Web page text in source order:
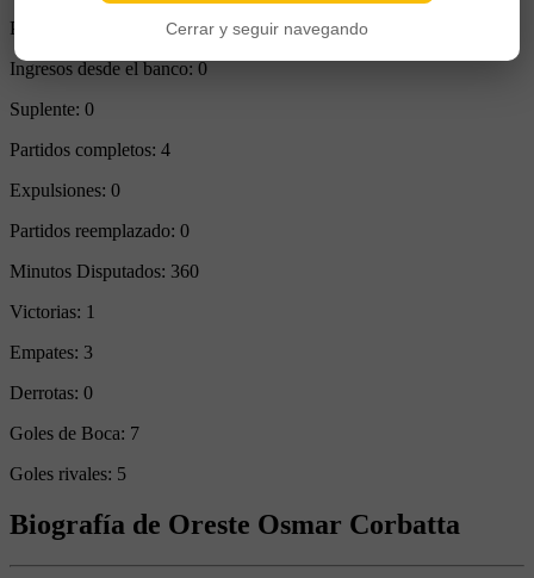
Partidos de titular:
Ingresos desde el banco: 0
Suplente: 0
Partidos completos: 4
Expulsiones: 0
Partidos reemplazado: 0
Minutos Disputados: 360
Victorias: 1
Empates: 3
Derrotas: 0
Goles de Boca: 7
Goles rivales: 5
Biografía de Oreste Osmar Corbatta
Cerrar y seguir navegando